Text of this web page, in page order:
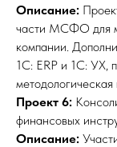
Описание:
части МСФО для
компании.
1С: ERP и 1С: УХ,
Проект 6:
финансовых
Описание: